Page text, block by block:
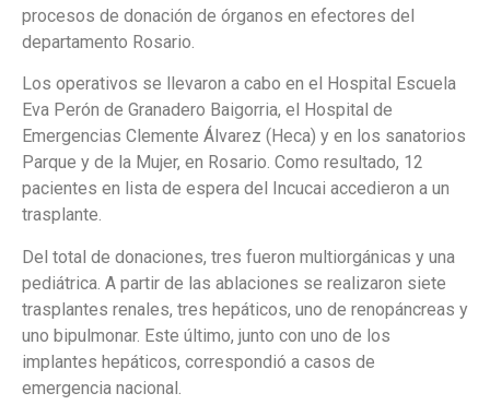
procesos de donación de órganos en efectores del
departamento Rosario.
Los operativos se llevaron a cabo en el Hospital Escuela
Eva Perón de Granadero Baigorria, el Hospital de
Emergencias Clemente Álvarez (Heca) y en los sanatorios
Parque y de la Mujer, en Rosario. Como resultado, 12
pacientes en lista de espera del Incucai accedieron a un
trasplante.
Del total de donaciones, tres fueron multiorgánicas y una
pediátrica. A partir de las ablaciones se realizaron siete
trasplantes renales, tres hepáticos, uno de renopáncreas y
uno bipulmonar. Este último, junto con uno de los
implantes hepáticos, correspondió a casos de
emergencia nacional.